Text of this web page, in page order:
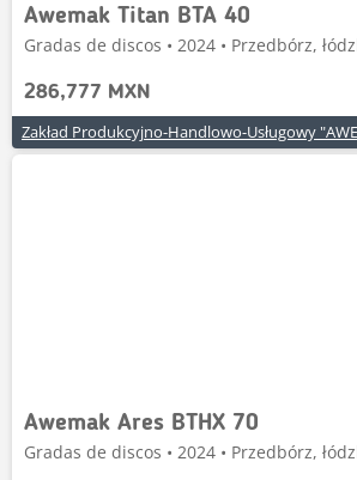
Awemak Titan BTA 40
Gradas de discos • 2024 • Przedbórz,
286,777 MXN
Awemak Ares BTHX 70
Gradas de discos • 2024 • Przedbórz,